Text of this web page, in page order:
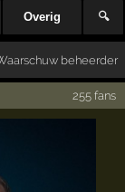
Overig 🔍
255 fans